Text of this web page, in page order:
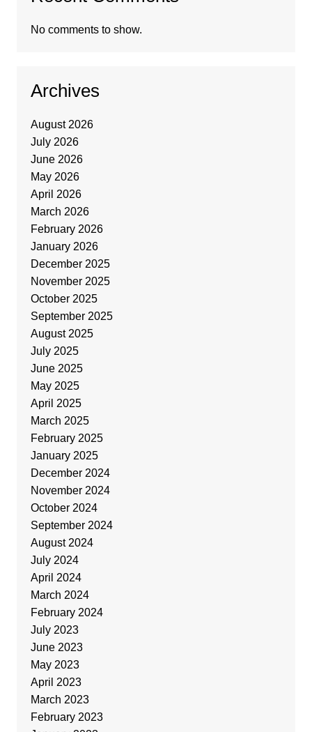
No comments to show.
Archives
August 2026
July 2026
June 2026
May 2026
April 2026
March 2026
February 2026
January 2026
December 2025
November 2025
October 2025
September 2025
August 2025
July 2025
June 2025
May 2025
April 2025
March 2025
February 2025
January 2025
December 2024
November 2024
October 2024
September 2024
August 2024
July 2024
April 2024
March 2024
February 2024
July 2023
June 2023
May 2023
April 2023
March 2023
February 2023